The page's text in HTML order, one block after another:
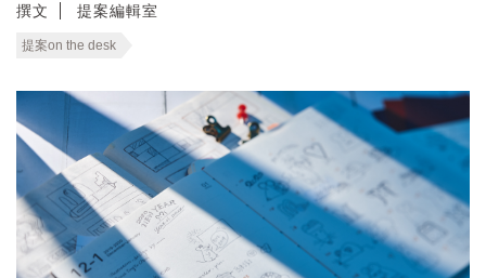
撰文 提案編輯室
提案on the desk